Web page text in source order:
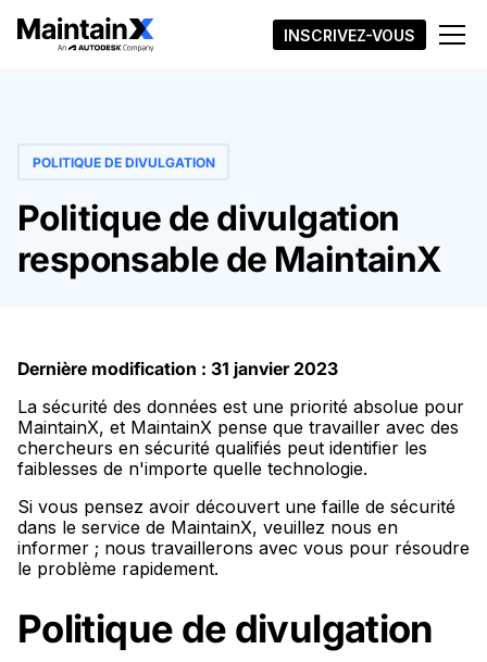
INSCRIVEZ-VOUS
POLITIQUE DE DIVULGATION
Politique de divulgation
responsable de MaintainX
Dernière modification : 31 janvier 2023
La sécurité des données est une priorité absolue pour
MaintainX, et MaintainX pense que travailler avec des
chercheurs en sécurité qualifiés peut identifier les
faiblesses de n'importe quelle technologie.
Si vous pensez avoir découvert une faille de sécurité
dans le service de MaintainX, veuillez nous en
informer ; nous travaillerons avec vous pour résoudre
le problème rapidement.
Politique de divulgation